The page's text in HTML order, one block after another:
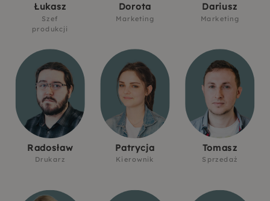
Łukasz
Szef
produkcji
Dorota
Marketing
Dariusz
Marketing
Radosław
Drukarz
Patrycja
Kierownik
Tomasz
Sprzedaż